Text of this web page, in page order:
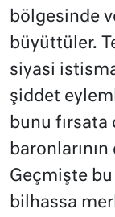
bölgesinde
büyüttüler.
siyasi
şiddet
bunu fırsata
Geçmişte
bilhassa